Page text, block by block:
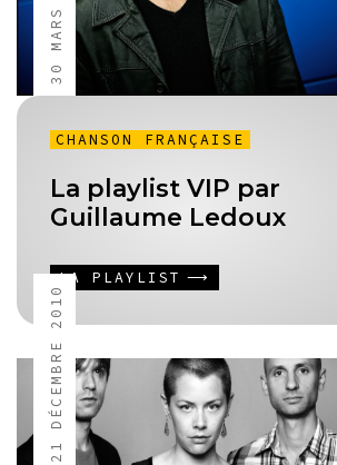
CHANSON FRANÇAISE
La playlist VIP par
Guillaume Ledoux
LA PLAYLIST
21 DÉCEMBRE 2010